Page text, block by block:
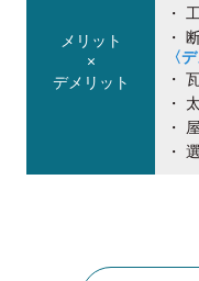
アスファルトシングル
切な施工と点検を行う
金属屋根は施工方法に
気・断熱の設計が重要
適切な施工を行うこと
ることができます。
〈